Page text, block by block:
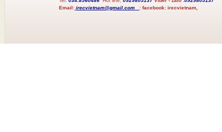
Email: irecvietnam@gmail.com :facebook: irecvietnam,